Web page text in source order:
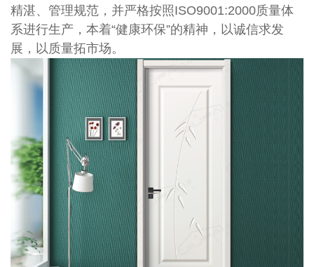
精湛、管理规范，并严格按照ISO9001:2000质量体
系进行生产，本着“健康环保”的精神，以诚信求发
展，以质量拓市场。